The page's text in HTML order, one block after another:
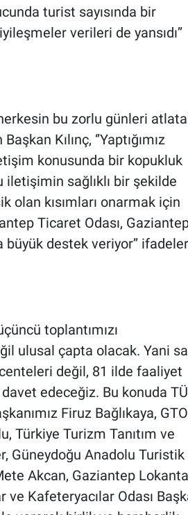
turist sayısında bir
verileri de yansıdı’’
bu zorlu günleri
Kılınç, ‘’Yaptığımız
konusunda bir kopukluk
sağlıklı bir şekilde
olan kısımları onarmak için
Ticaret Odası,
destek veriyor’’
toplantımızı
ulusal çapta olacak. Yani
değil, 81 ilde faaliyet
edeceğiz. Bu konuda
Firuz Bağlıkaya, GTO
Türkiye Turizm Tanıtım ve
Güneydoğu Anadolu Turistik
Akcan, Gaziantep
ve Kafeteryacılar Odası